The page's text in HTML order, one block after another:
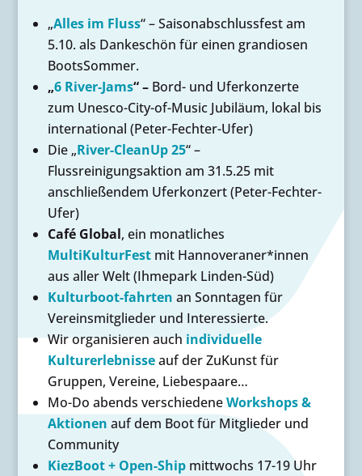
„Alles im Fluss“ – Saisonabschlussfest am
5.10. als Dankeschön für einen grandiosen
BootsSommer.
„6 River-Jams“ –Bord- und Uferkonzerte
zum Unesco-City-of-Music Jubiläum, lokal bis
international (Peter-Fechter-Ufer)
Die „River-CleanUp 25“ –
Flussreinigungsaktion am 31.5.25 mit
anschließendem Uferkonzert (Peter-Fechter-
Ufer)
Café Global, ein monatliches
MultiKulturFestmit Hannoveraner*innen
aus aller Welt (Ihmepark Linden-Süd)
Kulturboot-fahrten an Sonntagen für
Vereinsmitglieder und Interessierte.
Wir organisieren auchindividuelle
Kulturerlebnisseauf der ZuKunst für
Gruppen, Vereine, Liebespaare…
Mo-Do abends verschiedeneWorkshops &
Aktionen auf dem Boot für Mitglieder und
Community
KiezBoot + Open-Ship mittwochs 17-19 Uhr